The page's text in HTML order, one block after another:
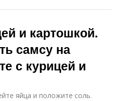
и картошкой.
самсу на
с курицей и
яйца и положите соль.